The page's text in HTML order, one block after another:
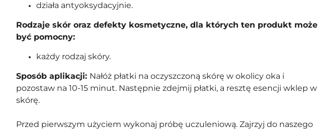
działa antyoksydacyjnie.
Rodzaje skór oraz defekty kosmetyczne, dla których ten produkt może
być pomocny:
każdy rodzaj skóry.
Sposób aplikacji: Nałóż płatki na oczyszczoną skórę w okolicy oka i
pozostaw na 10-15 minut. Następnie zdejmij płatki, a resztę esencji wklep w
skórę.
Przed pierwszym użyciem wykonaj próbę uczuleniową. Zajrzyj do naszego